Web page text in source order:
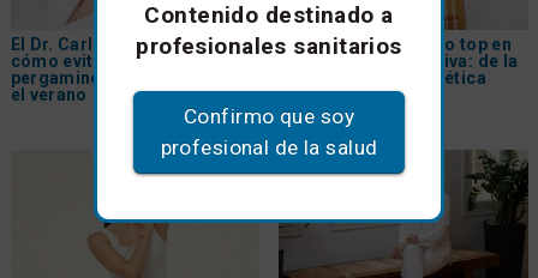
El Dr. Carlos Gómez explica
cómo evitar la 'piel de
pergamino' en el escote tras
el verano
PDRN, el tratamiento top en
medicina regenerativa: de la
inyección a la cosmética
Contenido destinado a
profesionales sanitarios
Confirmo que soy
profesional de la salud